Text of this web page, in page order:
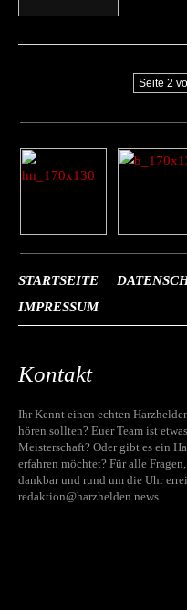
Seite 2
STARTSEITE
IMPRESSUM
Kontakt
Ihr Kennt einen echten
hören sollten? Euer Team ist
Meisterschaft? Oder gibt es ein
erfahren möchtet? Für alle
dankbar und rund um die Uhr
redaktion@harzhelden.news